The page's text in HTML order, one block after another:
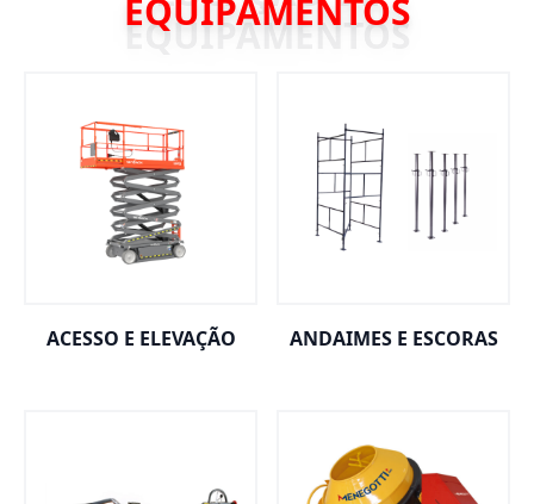
EQUIPAMENTOS
ACESSO E ELEVAÇÃO ANDAIMES E ESCORAS